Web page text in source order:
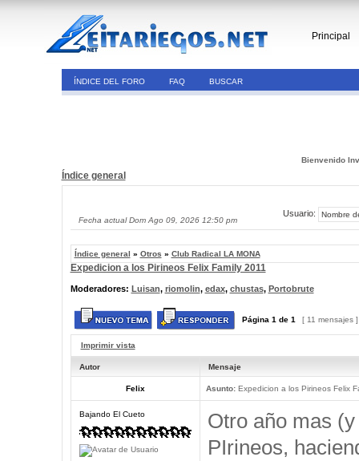
Principal
ÍNDICE DEL FORO FAQ BUSCAR
Bienvenido
Índice general
Fecha actual Dom Ago 09, 2026 12:50 pm
Usuario:
Índice general » Otros » Club Radical LA MONA
Expedicion a los Pirineos Felix Family 2011
Moderadores: Luisan, riomolin, edax, chustas, Portobrute
Página 1 de 1 [ 11 mensajes
Imprimir vista
Autor Mensaje
Felix Asunto:Expedicion a los Pirineos Felix
Bajando El Cueto
Otro año mas
PIrineos,